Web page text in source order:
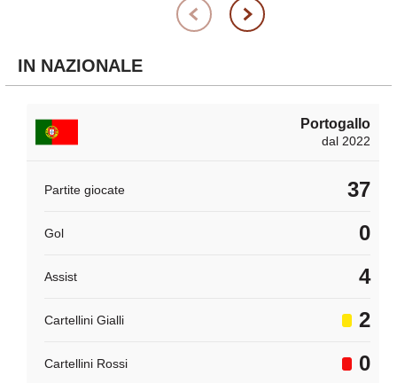
IN NAZIONALE
Portogallo
dal 2022
Partite giocate 37
Gol 0
Assist 4
Cartellini Gialli 2
Cartellini Rossi 0